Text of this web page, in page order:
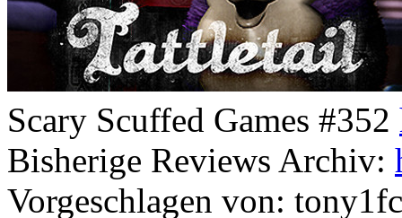
Scary Scuffed Games #352
Bisherige Reviews Archiv:
Vorgeschlagen von: